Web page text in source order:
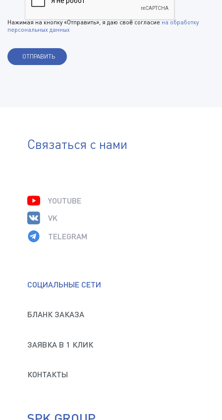
Нажимая на кнопку «Отправить», я даю своё согласиена обработку
персональных данных
Связаться с нами
СОЦИАЛЬНЫЕ СЕТИ
БЛАНК ЗАКАЗА
ЗАЯВКА В 1 КЛИК
КОНТАКТЫ
YOUTUBE
VK
TELEGRAM